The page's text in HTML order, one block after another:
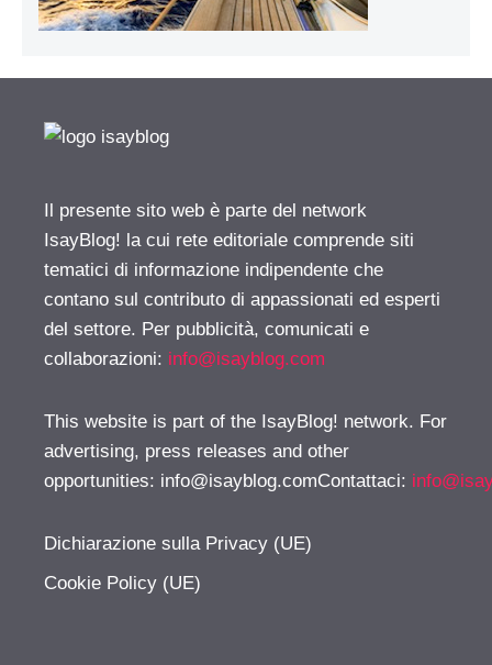
Il presente sito web è parte del network
IsayBlog! la cui rete editoriale comprende siti
tematici di informazione indipendente che
contano sul contributo di appassionati ed esperti
del settore. Per pubblicità, comunicati e
collaborazioni: info@isayblog.com
This website is part of the IsayBlog! network. For
advertising, press releases and other
opportunities: info@isayblog.comContattaci:
Dichiarazione sulla Privacy (UE)
Cookie Policy (UE)